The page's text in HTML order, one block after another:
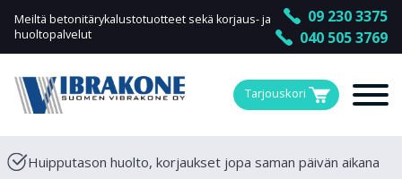
Meiltä betonitärykalustotuotteet sekä korjaus- ja
huoltopalvelut
09 230 3375
040 505 3769
Tarjouskori
Huipputason huolto, korjaukset jopa saman päivän aikana